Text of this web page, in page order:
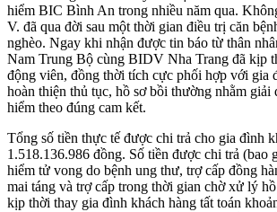
hiểm BIC Bình An trong nhiều năm qua.
V. đã qua đời sau một thời gian điều trị căn
nghèo. Ngay khi nhận được tin báo từ thân
Nam Trung Bộ cùng BIDV Nha Trang đã kịp
động viên, đồng thời tích cực phối hợp với gia
hoàn thiện thủ tục, hồ sơ bồi thường nhằm giải
hiểm theo đúng cam kết.
Tổng số tiền thực tế được chi trả cho gia đình
1.518.136.986 đồng. Số tiền được chi trả (bao
hiểm tử vong do bệnh ung thư, trợ cấp đồng
mai táng và trợ cấp trong thời gian chờ xử lý
kịp thời thay gia đình khách hàng tất toán